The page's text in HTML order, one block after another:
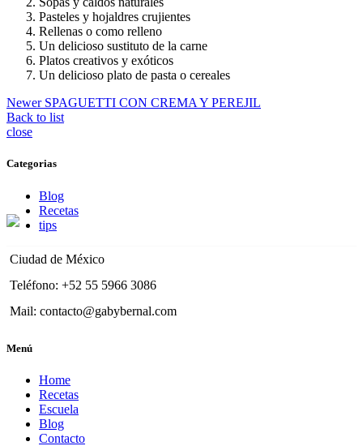
Pasteles y hojaldres crujientes
Rellenas o como relleno
Un delicioso sustituto de la carne
Platos creativos y exóticos
Un delicioso plato de pasta o cereales
Newer SPAGUETTI CON CREMA Y PEREJIL
Back to list
close
Categorias
Blog
Recetas
tips
Ciudad de México
Teléfono: +52 55 5966 3086
Mail: contacto@gabybernal.com
Menú
Home
Recetas
Escuela
Blog
Contacto